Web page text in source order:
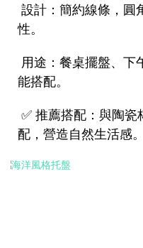
設計：簡約線條，圓
性。
用途：餐桌擺盤、下
能搭配。
✅ 推薦搭配：與陶瓷
配，營造自然生活感。